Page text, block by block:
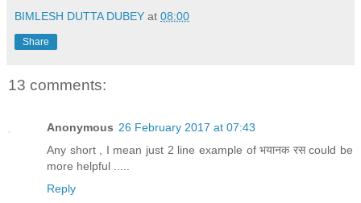
BIMLESH DUTTA DUBEY at 08:00
Share
13 comments:
Anonymous 26 February 2017 at 07:43
Any short , I mean just 2 line example of भयानक रस could be
more helpful .....
Reply